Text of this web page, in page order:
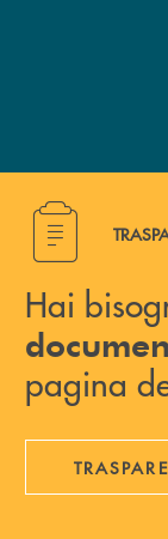
Hai bisogno
Hai
pagina